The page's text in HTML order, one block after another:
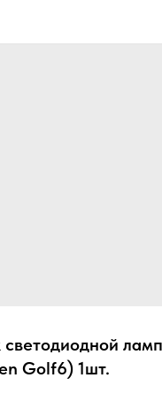
Golf6) 1шт.